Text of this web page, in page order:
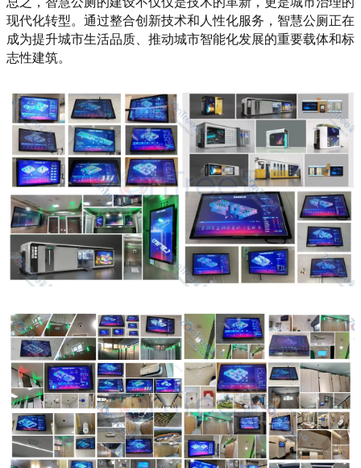
现代化转型。通过整合创新技术和人性化服务，智慧公厕正在
成为提升城市生活品质、推动城市智能化发展的重要载体和标
志性建筑。